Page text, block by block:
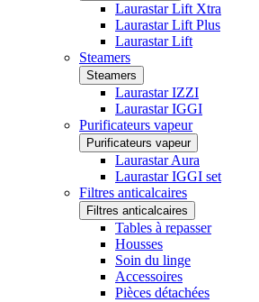
Laurastar Lift Xtra
Laurastar Lift Plus
Laurastar Lift
Steamers
Steamers
Laurastar IZZI
Laurastar IGGI
Purificateurs vapeur
Purificateurs vapeur
Laurastar Aura
Laurastar IGGI set
Filtres anticalcaires
Filtres anticalcaires
Tables à repasser
Housses
Soin du linge
Accessoires
Pièces détachées